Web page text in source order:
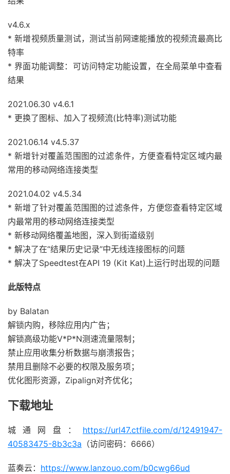
v4.6.x
* 新增视频质量测试，测试当前网速能播放的视频流最高比
特率
* 界面功能调整：可访问特定功能设置，在全局菜单中查看
结果
2021.06.30 v4.6.1
* 更换了图标、加入了视频流(比特率)测试功能
2021.06.14 v4.5.37
* 新增针对覆盖范围图的过滤条件，方便查看特定区域内最
常用的移动网络连接类型
2021.04.02 v4.5.34
* 新增了针对覆盖范围图的过滤条件，方便您查看特定区域
内最常用的移动网络连接类型
* 新移动网络覆盖地图，深入到街道级别
* 解决了在“结果历史记录”中无线连接图标的问题
* 解决了Speedtest在API 19 (Kit Kat)上运行时出现的问题
此版特点
by Balatan
解锁内购，移除应用内广告；
解锁高级功能V*P*N测速流量限制；
禁止应用收集分析数据与崩溃报告；
禁用且删除不必要的权限及服务项；
优化图形资源，Zipalign对齐优化；
下载地址
城通网盘： https://url47.ctfile.com/d/12491947-
40583475-8b3c3a （访问密码：6666）
蓝奏云： https://www.lanzouo.com/b0cwg66ud